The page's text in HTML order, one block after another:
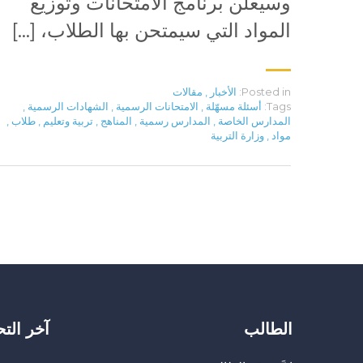
المواد التي سيمتحن بها الطلاب، […]
Posted in: الأخبار
مقالات
Tags: أسئلة مسهّلة الامتحانات الرسمية الشهادات الرسمية
المدارس الخاصة
المدارس رسمية المناهج تربية وتعليم طلاب
مواد
وزارة التربية
الطالب آخر